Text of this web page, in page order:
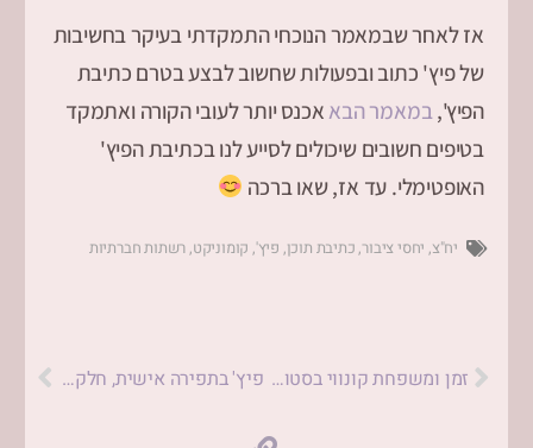
אז לאחר שבמאמר הנוכחי התמקדתי בעיקר בחשיבות
של פיץ' כתוב ובפעולות שחשוב לבצע בטרם כתיבת
הפיץ',במאמר הבאאכנס יותר לעובי הקורה ואתמקד
בטיפים חשובים שיכולים לסייע לנו בכתיבת הפיץ'
האופטימלי. עד אז, שאו ברכה
יח"צ, יחסי ציבור,כתיבת תוכן, פיץ', קומוניקט,רשתות חברתיות
זמן ומשפחת קונווי בסטודיו למשחק של יורם לוינשטיין / זעקת הזמן פיץ' בתפירה אישית, חלק 2 / 12 טיפים לכתיבת פיץ'